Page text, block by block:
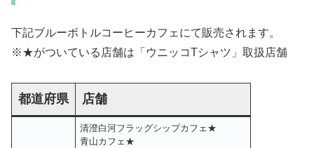
下記ブルーボトルコーヒーカフェにて販売されます。
※★がついている店舗は「ウニッコTシャツ」取扱店舗
都道府県 店舗
清澄白河フラッグシップカフェ★
青山カフェ★